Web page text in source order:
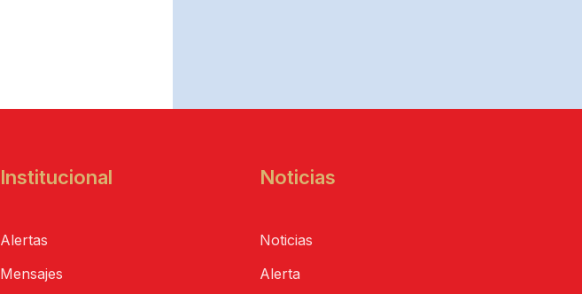
Institucional
Alertas
Mensajes
Noticias
Noticias
Alerta